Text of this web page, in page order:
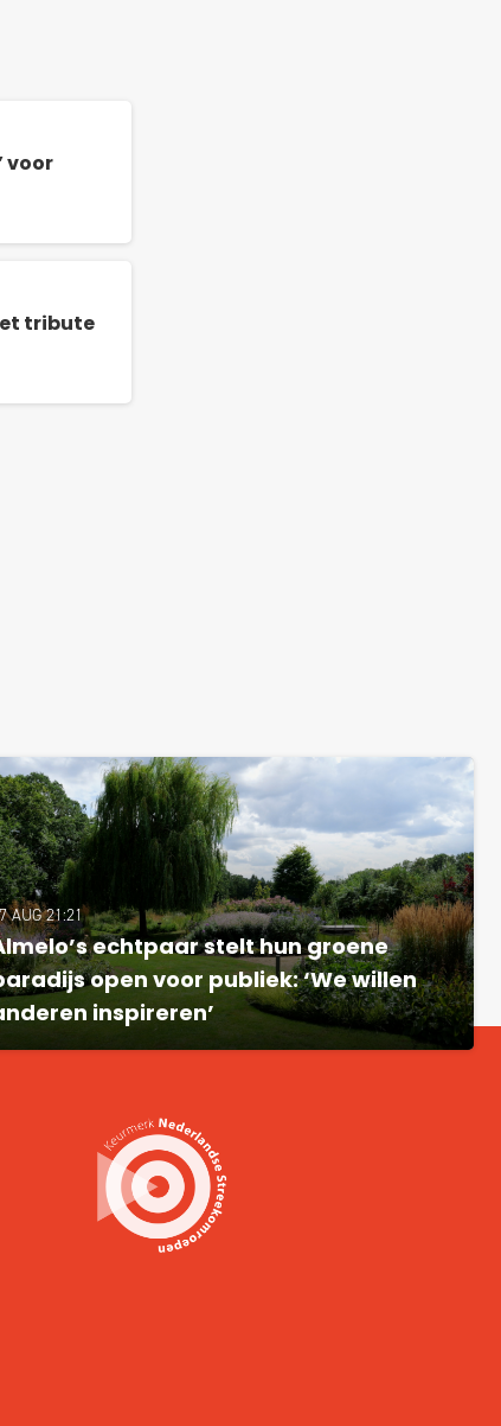
voor
tribute
AUG 21:21
echtpaar stelt hun groene
open voor publiek: ‘We willen
inspireren’